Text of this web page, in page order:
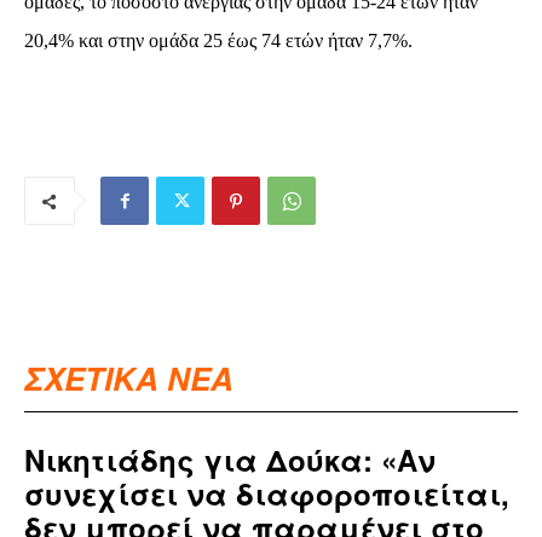
ΣΧΕΤΙΚΑ ΝΕΑ
Νικητιάδης για Δούκα: «Αν
συνεχίσει να διαφοροποιείται,
δεν μπορεί να παραμένει στο
20,4% και στην ομάδα 25 έως 74 ετών ήταν 7,7%.